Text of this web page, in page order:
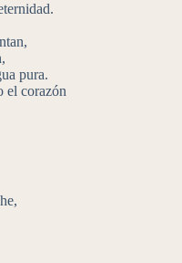
pura.
el corazón